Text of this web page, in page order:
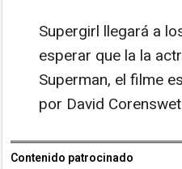
Supergirl llegará a
esperar que la la
Superman, el filme
por David
Contenido patrocinado